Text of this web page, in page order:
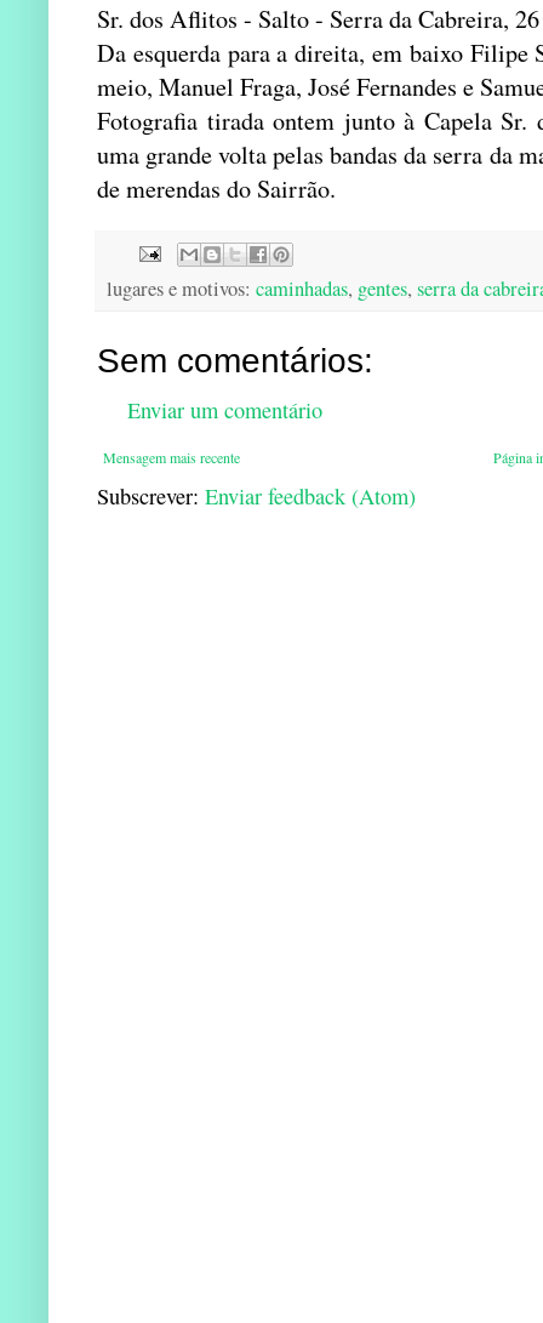
Sr. dos Aflitos - Salto - Serra da Cabreira,
Da esquerda para a direita, em baixo
meio, Manuel Fraga, José Fernandes e
Fotografia tirada ontem junto à Capela
uma grande volta pelas bandas da serra da
de merendas do Sairrão.
lugares e motivos: caminhadas, gentes, serra da
Sem comentários:
Enviar um comentário
Mensagem mais recente Página
Subscrever: Enviar feedback (Atom)